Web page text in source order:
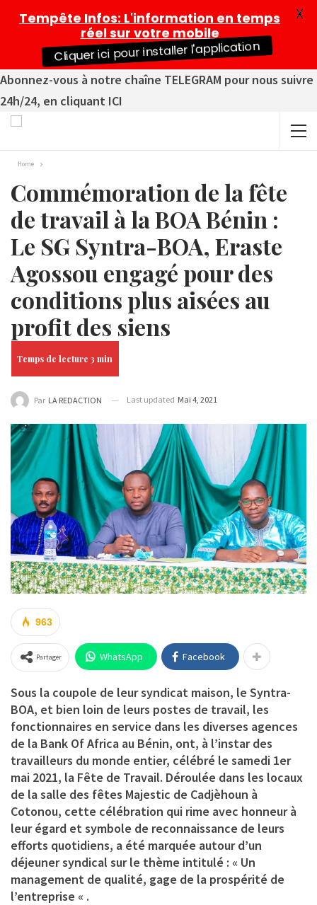
Abonnez-vous à notre chaîne TELEGRAM pour nous suivre
24h/24, en cliquant ICI
Home
Commémoration de la fête
de travail à la BOA Bénin :
Le SG Syntra-BOA, Eraste
Agossou engagé pour des
conditions plus aisées au
profit des siens
Par LA REDACTION Last updated Mai 4, 2021
963
Partager WhatsApp Facebook
Sous la coupole de leur syndicat maison, le Syntra-
BOA, et bien loin de leurs postes de travail, les
fonctionnaires en service dans les diverses agences
de la Bank Of Africa au Bénin, ont, à l’instar des
travailleurs du monde entier, célébré le samedi 1er
mai 2021, la Fête de Travail. Déroulée dans les locaux
de la salle des fêtes Majestic de Cadjèhoun à
Cotonou, cette célébration qui rime avec honneur à
leur égard et symbole de reconnaissance de leurs
efforts quotidiens, a été marquée autour d’un
déjeuner syndical sur le thème intitulé : « Un
management de qualité, gage de la prospérité de
l’entreprise « .
Tempête Infos: L'information en temps
réel sur votre mobile
Cliquer ici pour installer l'application
X